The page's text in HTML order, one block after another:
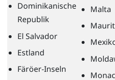
Dominikanische
Republik
El Salvador
Estland
Färöer-Inseln
Malta